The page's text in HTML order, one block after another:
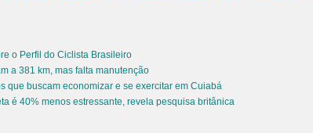
o Perfil do Ciclista Brasileiro
a 381 km, mas falta manutenção
que buscam economizar e se exercitar em Cuiabá
é 40% menos estressante, revela pesquisa britânica